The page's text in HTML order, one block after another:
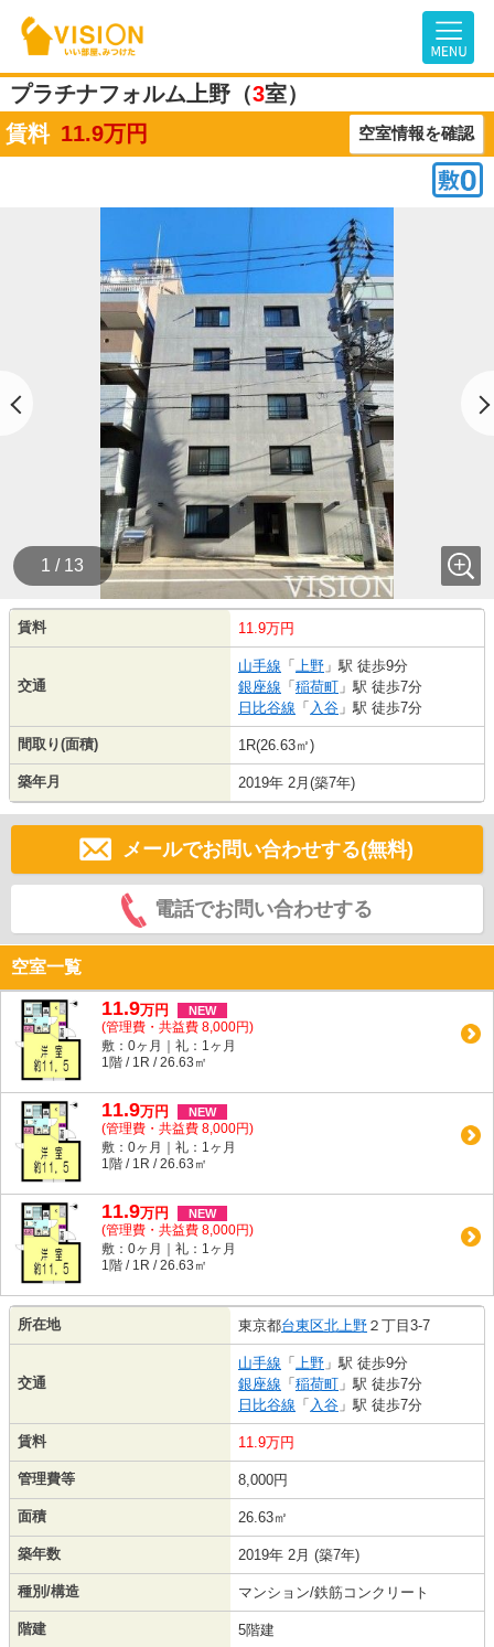
プラチナフォルム上野（3室）
賃料 11.9万円 空室情報を確認
1 / 13
賃料 11.9万円
交通
山手線 「 上野 」駅 徒歩9分
銀座線 「 稲荷町 」駅 徒歩7分
日比谷線 「 入谷 」駅 徒歩7分
間取り(面積) 1R(26.63㎡)
築年月 2019年 2月(築7年)
メールでお問い合わせする(無料)
電話でお問い合わせする
空室一覧
11.9万円 NEW
(管理費・共益費 8,000円)
敷：0ヶ月｜礼：1ヶ月
1階 / 1R / 26.63㎡
11.9万円 NEW
(管理費・共益費 8,000円)
敷：0ヶ月｜礼：1ヶ月
1階 / 1R / 26.63㎡
11.9万円 NEW
(管理費・共益費 8,000円)
敷：0ヶ月｜礼：1ヶ月
1階 / 1R / 26.63㎡
所在地 東京都台東区北上野 ２丁目3-7
交通
山手線 「 上野 」駅 徒歩9分
銀座線 「 稲荷町 」駅 徒歩7分
日比谷線 「 入谷 」駅 徒歩7分
賃料 11.9万円
管理費等 8,000円
面積 26.63㎡
築年数 2019年 2月 (築7年)
種別/構造 マンション/鉄筋コンクリート
階建 5階建